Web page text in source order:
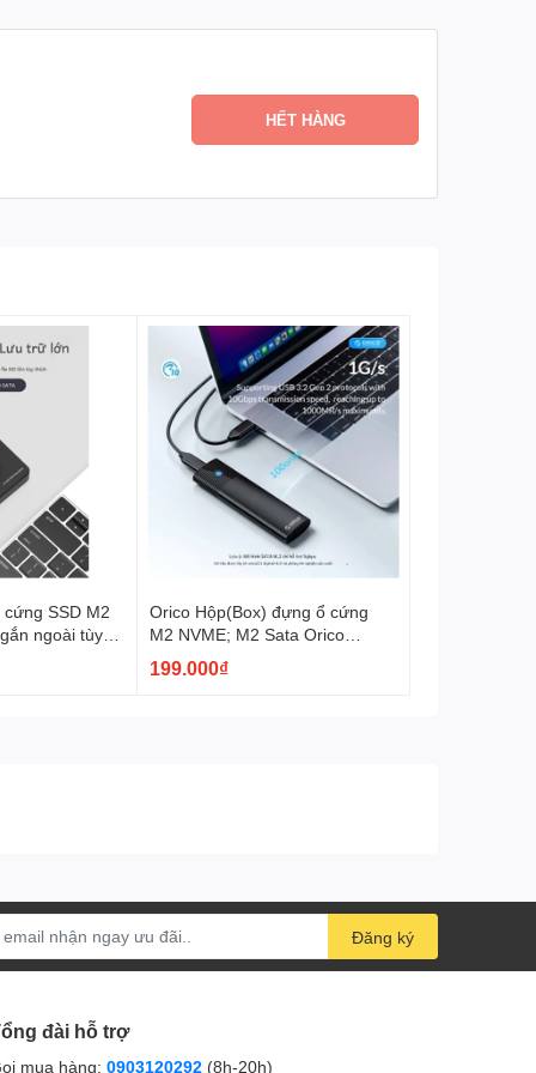
HẾT HÀNG
SSD M2
ngoài tùy
Orico Hộp(Box) đựng ổ cứng
M2 NVME; M2 Sata Orico
PWM2 cáp Type C biến ổ cứng
M2 thành ổ cứng di động ,tuỳ
199.000₫
Đăng ký
đài hỗ trợ
mua hàng: 0903120292 (8h-20h)